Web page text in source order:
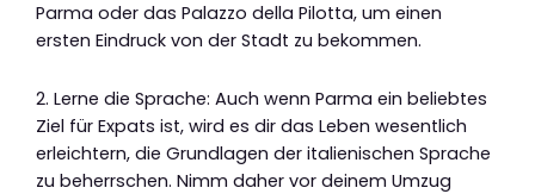
Parma oder das Palazzo della Pilotta, um einen
ersten Eindruck von der Stadt zu bekommen.
2. Lerne die Sprache: Auch wenn Parma ein beliebtes
Ziel für Expats ist, wird es dir das Leben wesentlich
erleichtern, die Grundlagen der italienischen Sprache
zu beherrschen. Nimm daher vor deinem Umzug